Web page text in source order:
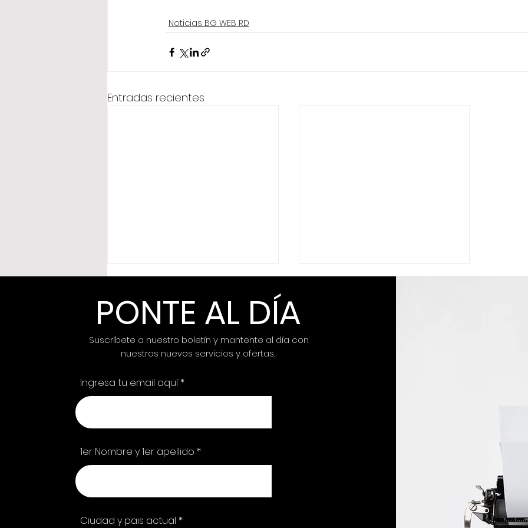
Noticias BG WEB RD
Entradas recientes
Juntas Somos Más
Fuertes: Marcas Lideradas
WEB RD en Campaña
Contra el Cáncer de
Mama
PONTE AL DÍA
Suscríbete a nuestro boletín y mantente al día con
nuestros nuevos servicios y ofertas.
Ingresa tu email aquí
1er Nombre y 1er apellido
Ciudad y pais actual